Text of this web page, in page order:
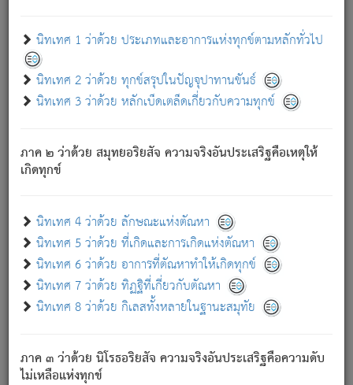
นิทเทศ 1 ว่าด้วย ประเภทและอาการแห่งทุกข์ตามหลักทั่วไป
นิทเทศ 2 ว่าด้วย ทุกข์สรุปในปัญจุปาทานขันธ์
นิทเทศ 3 ว่าด้วย หลักเบ็ดเตล็ดเกี่ยวกับความทุกข์
ภาค ๒ ว่าด้วย สมุทยอริยสัจ ความจริงอันประเสริฐคือเหตุให้
เกิดทุกข์
นิทเทศ 4 ว่าด้วย ลักษณะแห่งตัณหา
นิทเทศ 5 ว่าด้วย ที่เกิดและการเกิดแห่งตัณหา
นิทเทศ 6 ว่าด้วย อาการที่ตัณหาทำให้เกิดทุกข์
นิทเทศ 7 ว่าด้วย ทิฏฐิที่เกี่ยวกับตัณหา
นิทเทศ 8 ว่าด้วย กิเลสทั้งหลายในฐานะสมุทัย
ภาค ๓ ว่าด้วย นิโรธอริยสัจ ความจริงอันประเสริฐคือความดับ
ไม่เหลือแห่งทุกข์
ก็ทุกข์นี้มีขึ้น เพราะอาศัยซึ่งอุปธิทั้งปวง.
เพราะความสิ้นไปแห่งอุปาทานทั้งปวง ความเกิดขึ้นแห่ง
ทุกข์จึงไม่มี.
ท่านจงดูโลกนี้เถิด (จะเห็นว่า) สัตว์ทั้งหลายอันอวิชาหนา
แน่นบังหนาแล้ว; และว่า สัตว์ผู้ยินดีในภพอันเป็นแล้วนั้น ย่อม
อันเป็นไปในที่หรือเวลาทั้งปวง[3]เพื่อความมีแห่งประโยชน์โดย
ประการทั้งปวง; ภพทั้งหลายทั้งหมดนั้น ไม่เที่ยง เป็นทุกข์ มี
ความแปรปรวนเป็นธรรมดา.
อย่างนี้อยู่; เขาย่อมละภวตัณหาได้ และไม่เพลิดเพลินวิภวตัณหา
ด้วย.
ความดับเพราะความสำรอกไม่เหลือ (แห่งภพทั้งหลาย)
เพราะความสิ้นไปแห่งตัณหาโดยประการทั้งปวง นั้นคือ
นิพพาน.
ภพใหม่ย่อมไม่มีแก่ภิกษุนั้น ผู้ดับเย็นสนิทแล้ว เพราะไม่มี
ภิกษุนั้น เป็นผู้ครอบงำมารได้แล้ว ชนะสงครามแล้ว ก้าวล่วง
ภพทั้งหลายทั้งปวงได้แล้ว เป็นผู้คงที่ (คือไม่เปลี่ยนแปลงอีกต่อ